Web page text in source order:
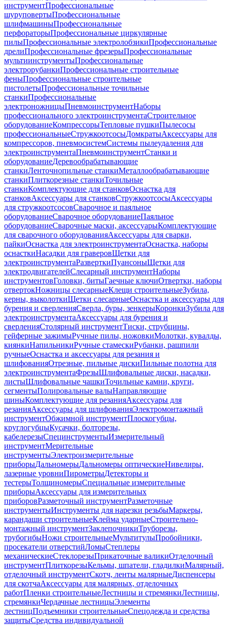
инструментПрофессиональные
шуруповертыПрофессиональные
шлифмашиныПрофессиональные
перфораторыПрофессиональные циркулярные
пилыПрофессиональные электролобзикиПрофессиональные
дрелиПрофессиональные фрезерыПрофессиональные
мультиинструментыПрофессиональные
электрорубанкиПрофессиональные строительные
феныПрофессиональные строительные
пистолетыПрофессиональные точильные
станкиПрофессиональные
электроножницыПневмоинструментНаборы
профессионального электроинструментаСтроительное
оборудованиеКомпрессорыТепловые пушкиПылесосы
профессиональныеСтружкоотсосыДомкратыАксессуары для
компрессоров, пневмосистемСистемы пылеудаления для
электроинструментаПневмоинструментСтанки и
оборудованиеДеревообрабатывающие
станкиЛенточнопильные станкиМеталлообрабатывающие
станкиПлиткорезные станкиТочильные
станкиКомплектующие для станковОснастка для
станковАксессуары для станковСтружкоотсосыАксессуары
для стружкоотсосовСварочное и паяльное
оборудованиеСварочное оборудованиеПаяльное
оборудованиеСварочные маски, аксессуарыКомплектующие
для сварочного оборудованияАксессуары для сварки,
пайкиОснастка для электроинструментаОснастка, наборы
оснасткиНасадки для граверовЩетки для
электроинструментаРазверткиПуансоныЩетки для
электродвигателейСлесарный инструментНаборы
инструментовГоловки, битыГаечные ключиОтвертки, наборы
отвертокНожницы слесарныеКлещи строительныеЗубила,
керны, выколоткиЩетки слесарныеОснастка и аксессуары для
бурения и сверленияСверла, буры, зенкерыКоронкиЗубила для
электроинструментаАксессуары для бурения и
сверленияСтолярный инструментТиски, струбцины,
гейферные зажимыРучные пилы, ножовкиМолотки, кувалды,
киянкиНапильникиРучные стамескиРубанки, рашпили
ручныеОснастка и аксессуары для резания и
шлифованияОтрезные, пильные дискиПильные полотна для
электроинструментаФрезыШлифовальные диски, насадки,
листыШлифовальные чашкиТочильные камни, круги,
сегментыПолировальные валыНаправляющие
шиныКомплектующие для резанияАксессуары для
резанияАксессуары для шлифованияЭлектромонтажный
инструментОбжимной инструментПлоскогубцы,
круглогубцыКусачки, болторезы,
кабелерезыСпецинструментыИзмерительный
инструментМерительные
инструментыЭлектроизмерительные
приборыДальномерыДальномеры оптическиеНивелиры,
лазерные уровниПирометрыДетекторы и
тестерыТолщиномерыСпециальные измерительные
приборыАксессуары для измерительных
приборовРазметочный инструментРазметочные
инструментыИнструменты для нарезки резьбыМаркеры,
карандаши строительныеКлейма ударныеСтроительно-
монтажный инструментЗаклепочникиТруборезы,
трубогибыНожи строительныеМультитулыПробойники,
просекатели отверстийЛомыСтеплеры
механическиеСтеклорезыПрикаточные валикиОтделочный
инструментПлиткорезыКельмы, шпатели, гладилкиМалярный,
отделочный инструментСкотч, ленты малярныеДиспенсеры
для скотчаАксессуары для малярных, отделочных
работПленки строительныеЛестницы и стремянкиЛестницы,
стремянкиЧердачные лестницыЭлементы
лестницПодъемники строительныеСпецодежда и средства
защитыСредства индивидуальной